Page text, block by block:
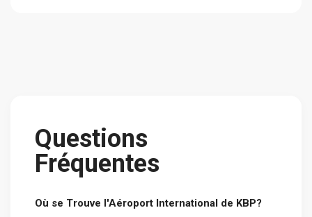
Questions
Fréquentes
Où se Trouve l'Aéroport International de KBP?